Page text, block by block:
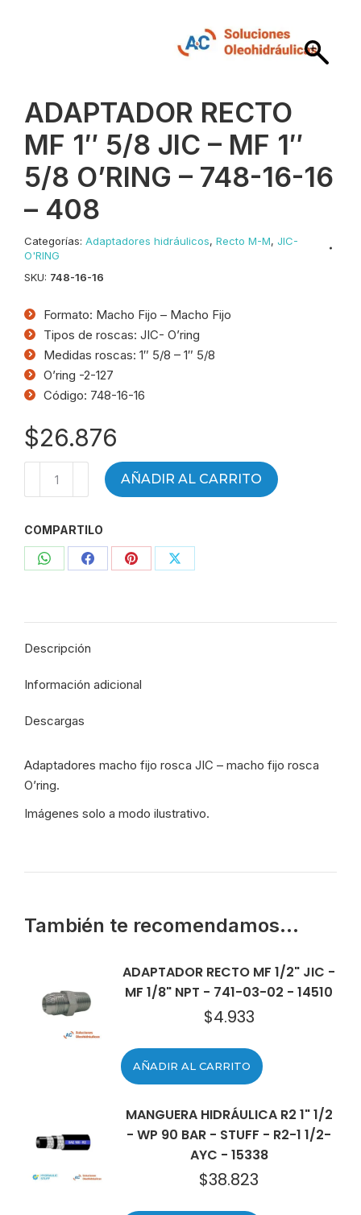
ADAPTADOR RECTO
MF 1″ 5/8 JIC – MF 1″
5/8 O’RING – 748-16-16
– 408
Categorías: Adaptadores hidráulicos, Recto M-M, JIC-
O'RING
SKU: 748-16-16
Formato: Macho Fijo – Macho Fijo
Tipos de roscas: JIC- O’ring
Medidas roscas: 1″ 5/8 – 1″ 5/8
O’ring -2-127
Código: 748-16-16
$26.876
1"
5/8
JIC
5/8
-
748-
-
408
cantidad
AÑADIR AL CARRITO
COMPARTILO
CompartirCompartirCompartirCompartir
Descripción
Información adicional
Descargas
Adaptadores macho fijo rosca JIC – macho fijo rosca
O’ring.
Imágenes solo a modo ilustrativo.
También te recomendamos…
ADAPTADOR RECTO MF 1/2" JIC -
MF 1/8" NPT - 741-03-02 - 14510
$4.933
AÑADIR AL CARRITO
MANGUERA HIDRÁULICA R2 1" 1/2
- WP 90 BAR - STUFF - R2-1 1/2-
AYC - 15338
$38.823